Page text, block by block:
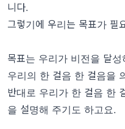
니다.
그렇기에 우리는 목표가 필
목표는 우리가 비전을 달
우리의 한 걸음 한 걸음을
반대로 우리가 한 걸음 한
을 설명해 주기도 하고요.